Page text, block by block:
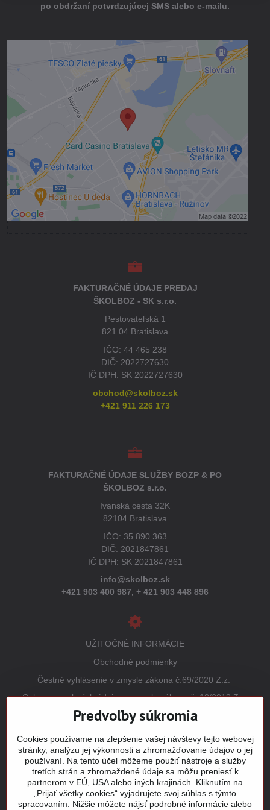
po obdržaní potvrdzujúcej SMS alebo e-mailu.
Externý obsah je blokovaný Voľbami
súkromia
Prajete si načítať externý obsah?
Povoliť tentokrát
Povoliť a zapamätať - súhlas s druhom
cookie: Funkčné
Otvoriť obsah v novom okne
FAKTURAČNÉ ÚDAJE PREDAJ
ŠKOLBOZ - SK s.r.o.
Pestovateľská 1
821 04 Bratislava
IČO: 44 465 238
DIČ: 2022727630
IČ DPH: SK 2022727630
obchod@skolboz.sk
+421 911 226 173
FAKTURAČNÉ ÚDAJE SLUŽBY BOZP & PO
ŠKOLBOZ s.r.o.
Ivanská cesta 32K
82104 Bratislava
IČO: 35 890 363
DIČ: 2021847861
IČ DPH: SK 2021847861
info@skolboz.sk
+421 903 400 987, + 421 903 448 896
UŽITOČNÉ INFORMÁCIE
Obchodné podmienky
Čestné vyhlásenie v zmysle zákona č.69/2020 Z.z.
Ochrana osobných údajov v zmysle zákona č. 18/2018 Z.z.
(GDPR)
Vrátenie tovaru
Tabuľky veľkostí
Šitie a potlač odevov
Mapa stránky
Predvoľby súkromia
Cookies používame na zlepšenie vašej návštevy tejto webovej
stránky, analýzu jej výkonnosti a zhromažďovanie údajov o jej
používaní. Na tento účel môžeme použiť nástroje a služby
tretích strán a zhromaždené údaje sa môžu preniesť k
partnerom v EÚ, USA alebo iných krajinách. Kliknutím na
„Prijať všetky cookies“ vyjadrujete svoj súhlas s týmto
spracovaním. Nižšie môžete nájsť podrobné informácie alebo